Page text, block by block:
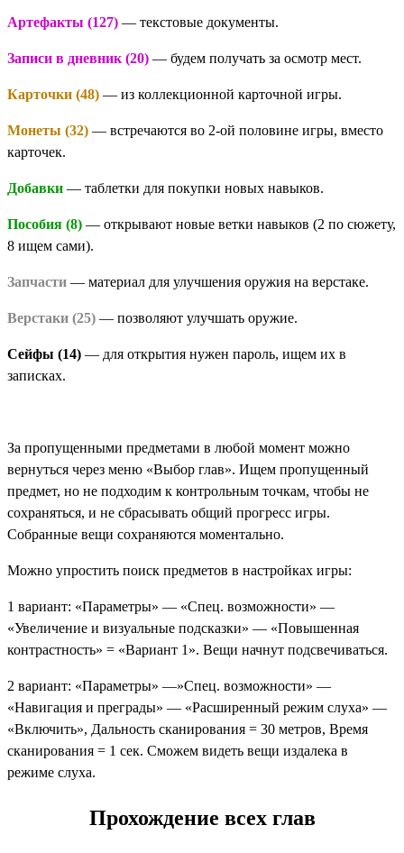
Артефакты (127) — текстовые документы.
Записи в дневник (20) — будем получать за осмотр мест.
Карточки (48) — из коллекционной карточной игры.
Монеты (32) — встречаются во 2-ой половине игры, вместо
карточек.
Добавки — таблетки для покупки новых навыков.
Пособия (8) — открывают новые ветки навыков (2 по сюжету,
8 ищем сами).
Запчасти — материал для улучшения оружия на верстаке.
Верстаки (25) — позволяют улучшать оружие.
Сейфы (14) — для открытия нужен пароль, ищем их в
записках.
За пропущенными предметами в любой момент можно
вернуться через меню «Выбор глав». Ищем пропущенный
предмет, но не подходим к контрольным точкам, чтобы не
сохраняться, и не сбрасывать общий прогресс игры.
Собранные вещи сохраняются моментально.
Можно упростить поиск предметов в настройках игры:
1 вариант: «Параметры» — «Спец. возможности» —
«Увеличение и визуальные подсказки» — «Повышенная
контрастность» = «Вариант 1». Вещи начнут подсвечиваться.
2 вариант: «Параметры» —»Спец. возможности» —
«Навигация и преграды» — «Расширенный режим слуха» —
«Включить», Дальность сканирования = 30 метров, Время
сканирования = 1 сек. Сможем видеть вещи издалека в
режиме слуха.
Прохождение всех глав